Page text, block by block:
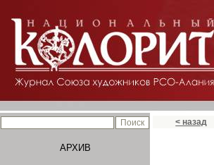
АРХИВ
< назад